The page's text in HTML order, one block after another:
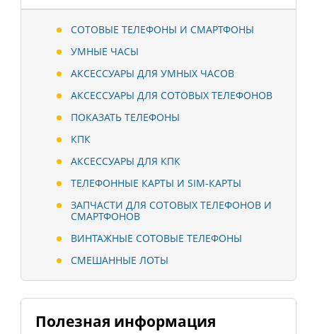
СОТОВЫЕ ТЕЛЕФОНЫ И СМАРТФОНЫ
УМНЫЕ ЧАСЫ
АКСЕССУАРЫ ДЛЯ УМНЫХ ЧАСОВ
АКСЕССУАРЫ ДЛЯ СОТОВЫХ ТЕЛЕФОНОВ
ПОКАЗАТЬ ТЕЛЕФОНЫ
КПК
АКСЕССУАРЫ ДЛЯ КПК
ТЕЛЕФОННЫЕ КАРТЫ И SIM-КАРТЫ
ЗАПЧАСТИ ДЛЯ СОТОВЫХ ТЕЛЕФОНОВ И
СМАРТФОНОВ
ВИНТАЖНЫЕ СОТОВЫЕ ТЕЛЕФОНЫ
СМЕШАННЫЕ ЛОТЫ
Полезная информация